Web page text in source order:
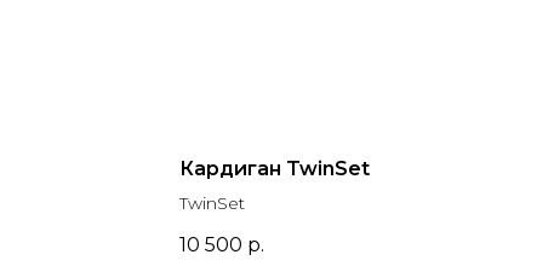
Кардиган TwinSet
TwinSet
10 500 р.